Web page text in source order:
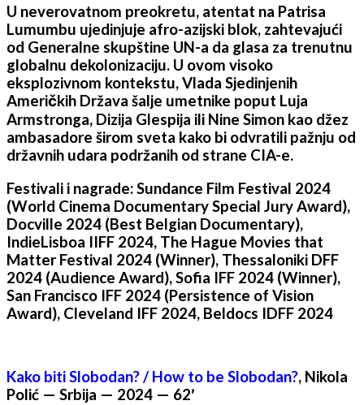
U neverovatnom preokretu, atentat na Patrisa
Lumumbu ujedinjuje afro-azijski blok, zahtevajući
od Generalne skupštine UN-a da glasa za trenutnu
globalnu dekolonizaciju. U ovom visoko
eksplozivnom kontekstu, Vlada Sjedinjenih
Američkih Država šalje umetnike poput Luja
Armstronga, Dizija Glespija ili Nine Simon kao džez
ambasadore širom sveta kako bi odvratili pažnju od
državnih udara podržanih od strane CIA-e.
Festivali i nagrade: Sundance Film Festival 2024
(World Cinema Documentary Special Jury Award),
Docville 2024 (Best Belgian Documentary),
IndieLisboa IIFF 2024, The Hague Movies that
Matter Festival 2024 (Winner), Thessaloniki DFF
2024 (Audience Award), Sofia IFF 2024 (Winner),
San Francisco IFF 2024 (Persistence of Vision
Award), Cleveland IFF 2024, Beldocs IDFF 2024
Kako biti Slobodan? / How to be Slobodan?, Nikola
Polić — Srbija — 2024 — 62′